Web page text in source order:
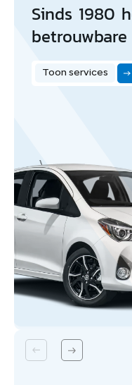
Sinds 1980
Toon services